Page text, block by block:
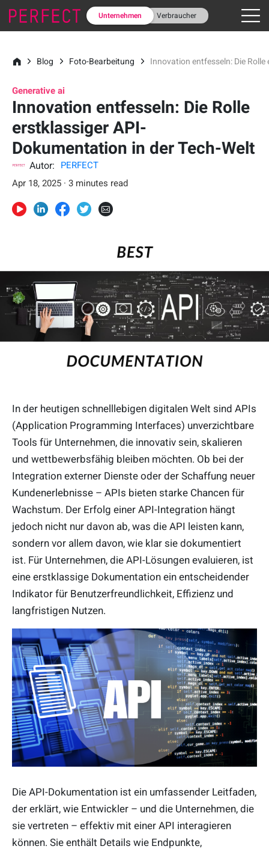
Unternehmen Verbraucher
Blog Foto-Bearbeitung Innovation entfesseln: Die
Generative ai
Innovation entfesseln: Die Rolle
erstklassiger API-
Dokumentation in der Tech-Welt
Autor:
PERFECT
Apr 18, 2025 · 3 minutes read
In der heutigen schnelllebigen digitalen Welt sind APIs
(Application Programming Interfaces) unverzichtbare
Tools für Unternehmen, die innovativ sein, skalieren
und wettbewerbsfähig bleiben möchten. Ob bei der
Integration externer Dienste oder der Schaffung neuer
Kundenerlebnisse – APIs bieten starke Chancen für
Wachstum. Der Erfolg einer API-Integration hängt
jedoch nicht nur davon ab, was die API leisten kann,
sondern vor allem davon, wie klar sie dokumentiert
ist. Für Unternehmen, die API-Lösungen evaluieren, ist
eine erstklassige Dokumentation ein entscheidender
Indikator für Benutzerfreundlichkeit, Effizienz und
langfristigen Nutzen.
Die API-Dokumentation ist ein umfassender Leitfaden,
der erklärt, wie Entwickler – und die Unternehmen, die
sie vertreten – effektiv mit einer API interagieren
können. Sie enthält Details wie Endpunkte,